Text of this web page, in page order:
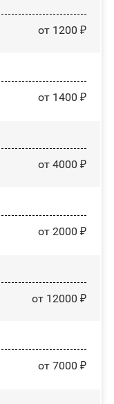
от 1200 ₽
от 1400 ₽
от 4000 ₽
от 2000 ₽
от 12000 ₽
от 7000 ₽